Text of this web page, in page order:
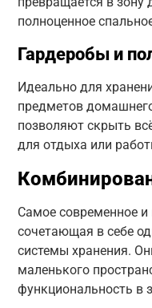
полноценное
Гардеробы и
Идеально для
предметов
позволяют скрыть
для отдыха или
Самое современное
сочетающая в себе
системы хранения.
маленького
функциональность в